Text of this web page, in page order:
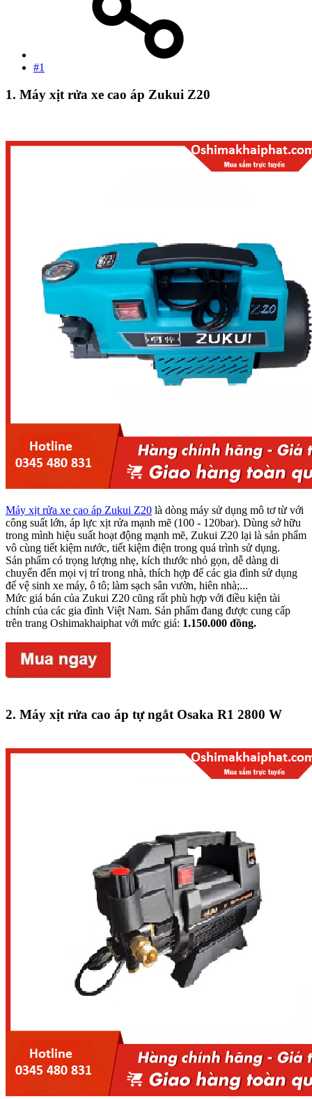
#1
1. Máy xịt rửa xe cao áp Zukui Z20
Máy xịt rửa xe cao áp Zukui Z20 là dòng máy sử dụng mô tơ từ với
công suất lớn, áp lực xịt rửa mạnh mẽ (100 - 120bar). Dùng sở hữu
trong mình hiệu suất hoạt động mạnh mẽ, Zukui Z20 lại là sản phẩm
vô cùng tiết kiệm nước, tiết kiệm điện trong quá trình sử dụng.
Sản phẩm có trọng lượng nhẹ, kích thước nhỏ gọn, dễ dàng di
chuyển đến mọi vị trí trong nhà, thích hợp để các gia đình sử dụng
để vệ sinh xe máy, ô tô; làm sạch sân vườn, hiên nhà;...
Mức giá bán của Zukui Z20 cũng rất phù hợp với điều kiện tài
chính của các gia đình Việt Nam. Sản phẩm đang được cung cấp
trên trang Oshimakhaiphat với mức giá: 1.150.000 đồng.
2. Máy xịt rửa cao áp tự ngắt Osaka R1 2800 W